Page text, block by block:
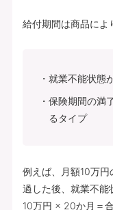
給付期間は商品によ
就業不能状態
保険期間の満
るタイプ
例えば、月額10万
過した後、就業不能
10万円 × 20か月＝